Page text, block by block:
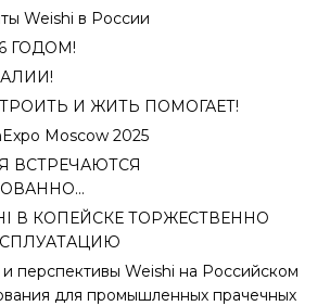
Weishi в России
ГОДОМ!
И ЖИТЬ ПОМОГАЕТ!
Moscow 2025
ВСТРЕЧАЮТСЯ
В КОПЕЙСКЕ ТОРЖЕСТВЕННО
перспективы Weishi на Российском
для промышленных прачечных